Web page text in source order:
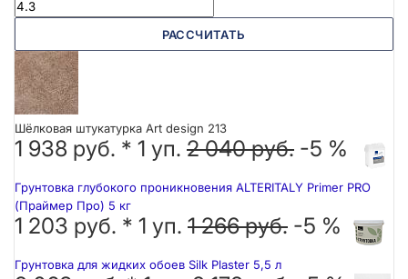
РАССЧИТАТЬ
Шёлковая штукатурка Art design 213
1 938 руб. * 1 уп. 2 040 руб. -5 %
Грунтовка глубокого проникновения ALTERITALY Primer PRO
(Праймер Про) 5 кг
1 203 руб. * 1 уп. 1 266 руб. -5 %
Грунтовка для жидких обоев Silk Plaster 5,5 л